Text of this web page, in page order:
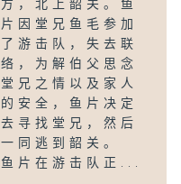
方，北上韶关。鱼
片因堂兄鱼毛参加
了游击队，失去联
络，为解伯父思念
堂兄之情以及家人
的安全，鱼片决定
去寻找堂兄，然后
一同逃到韶关。
鱼片在游击队正...